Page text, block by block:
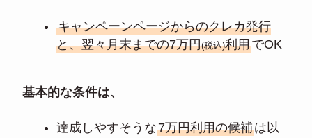
キャンペーンページからのクレカ発行
と、翌々月末までの7万円(税込)利用でOK
基本的な条件は、
達成しやすそうな7万円利用の候補は以